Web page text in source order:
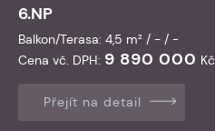
6.NP
Balkon/Terasa: 4,5 m² / - / -
Cena vč. DPH: 9 890 000 Kč
Přejít na detail